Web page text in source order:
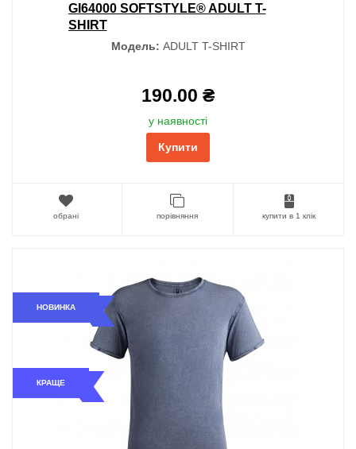
GI64000 SOFTSTYLE® ADULT T-
SHIRT
Модель: ADULT T-SHIRT
190.00 ₴
у наявності
Купити
обрані порівняння купити в 1 клік
НОВИНКА
КРАЩЕ